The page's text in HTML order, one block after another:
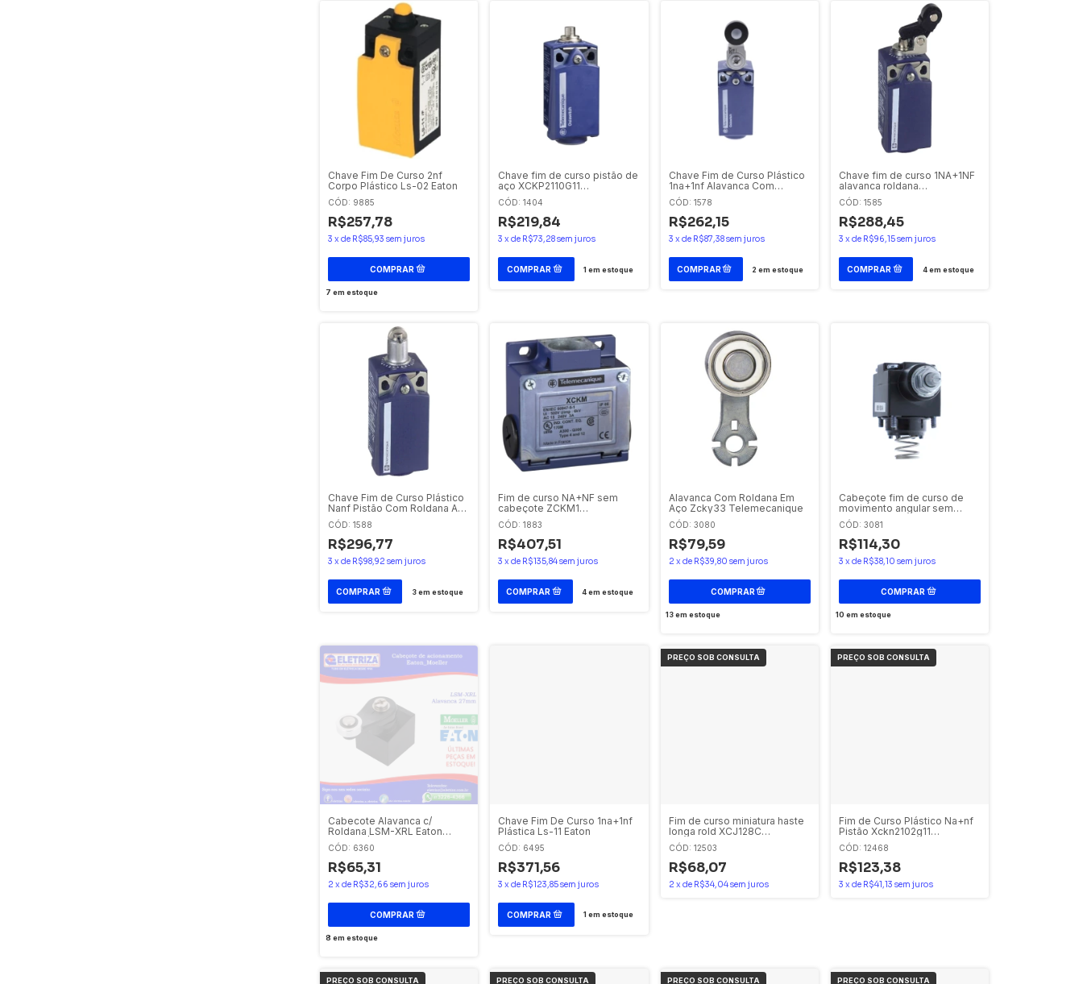
Chave Fim De Curso 2nf
Corpo Plástico Ls-02 Eaton
CÓD: 9885
R$257,78
3 x de R$85,93 sem juros
7 em estoque
Chave fim de curso pistão de
aço XCKP2110G11
Telemecanique
CÓD: 1404
R$219,84
3 xde R$73,28sem juros
1 em estoque
Chave Fim de Curso Plástico
1na+1nf Alavanca Com
Roldana Xckp2118g11
Telemecanique
CÓD: 1578
R$262,15
3 x de R$87,38sem juros
2 em estoque
Chave fim de curso 1NA+1NF
alavanca roldana
XCKP2127G11 Telemecanique
CÓD: 1585
R$288,45
3 x de R$96,15sem juros
4em estoque
Chave Fim de Curso Plástico
Nanf Pistão Com Roldana Aço
Xckp2102g11 Telemecnique
CÓD: 1588
R$296,77
3 x de R$98,92 sem juros
3em estoque
Fim de curso NA+NF sem
cabeçote ZCKM1
Telemecanique
CÓD: 1883
R$407,51
3 xde R$135,84sem juros
4em estoque
Alavanca Com Roldana Em
Aço Zcky33 Telemecanique
CÓD: 3080
R$79,59
2 x de R$39,80 sem juros
13em estoque
Cabeçote fim de curso de
movimento angular sem
haste ZCKD05
Telemecanique
CÓD: 3081
R$114,30
3 x de R$38,10 sem juros
10 em estoque
Cabecote Alavanca c/
Roldana LSM-XRL Eaton
Moeller | Eletriza
CÓD: 6360
R$65,31
2 x de R$32,66 sem juros
8 em estoque
Chave Fim De Curso 1na+1nf
Plástica Ls-11 Eaton
CÓD: 6495
R$371,56
3 xde R$123,85sem juros
1 em estoque
Fim de curso miniatura haste
longa rold XCJ128C
Telemecanique
CÓD: 12503
R$68,07
2 x de R$34,04sem juros
Fim de Curso Plástico Na+nf
Pistão Xckn2102g11
Telemecanique
CÓD: 12468
R$123,38
3 x de R$41,13 sem juros